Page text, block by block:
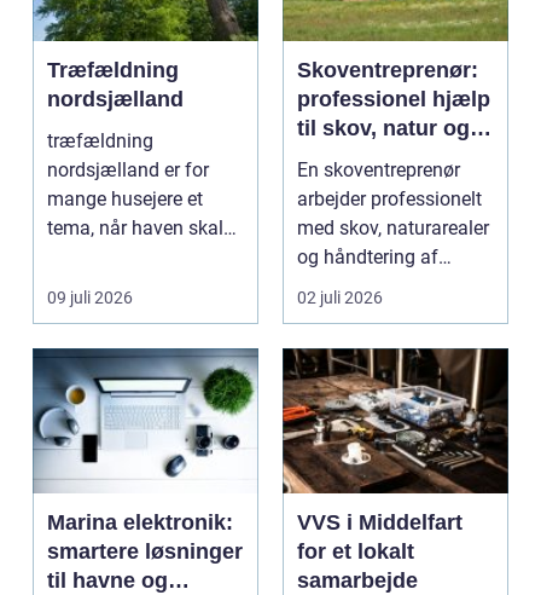
Træfældning
nordsjælland
træfældning
nordsjælland er for
mange husejere et
tema, når haven skal
udsigten skal ...
09 juli 2026
Skoventreprenør:
professionel hjælp
til skov, natur og
træopgaver
En skoventreprenør
arbejder professionelt
med skov, naturarealer
og håndtering af
tr&ae...
02 juli 2026
Marina elektronik:
smartere løsninger
til havne og
VVS i Middelfart
for et lokalt
samarbejde